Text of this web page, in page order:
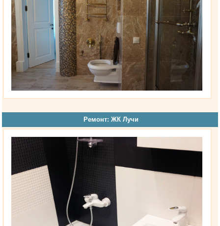
Ремонт: ЖК Лучи